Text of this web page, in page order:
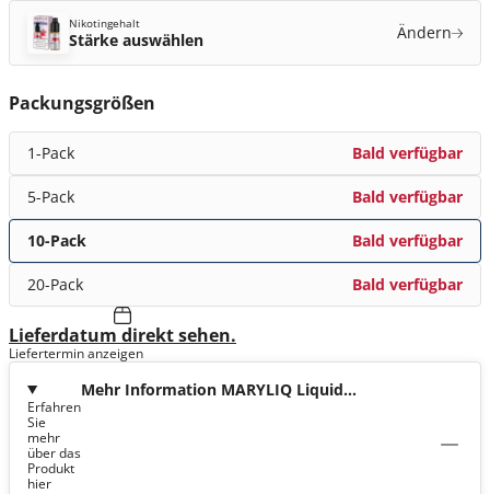
Nikotingehalt
Stärke auswählen Ändern
Packungsgrößen
1-Pack Bald verfügbar
5-Pack Bald verfügbar
10-Pack Bald verfügbar
20-Pack Bald verfügbar
Lieferdatum direkt sehen.
Liefertermin anzeigen
Mehr Information MARYLIQ Liquid
Erfahren
Sie
mehr
über das
Produkt
hier